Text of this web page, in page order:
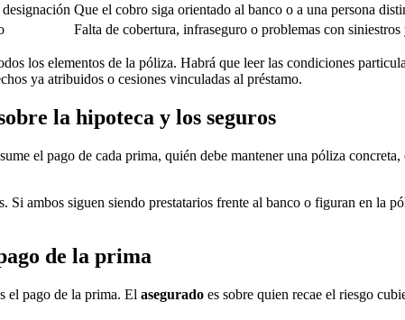
Que el cobro siga orientado al banco o a una persona
Falta de cobertura, infraseguro o problemas con siniestros
los elementos de la póliza. Habrá que leer las condiciones
ya atribuidos o cesiones vinculadas al préstamo.
la hipoteca y los seguros
el pago de cada prima, quién debe mantener una póliza
Si ambos siguen siendo prestatarios frente al banco o figuran en la
de la prima
el pago de la prima. El asegurado es sobre quien recae el riesgo